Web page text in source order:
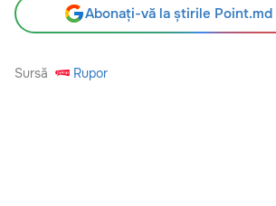
Abonați-vă la știrile Point.md
Sursă Rupor